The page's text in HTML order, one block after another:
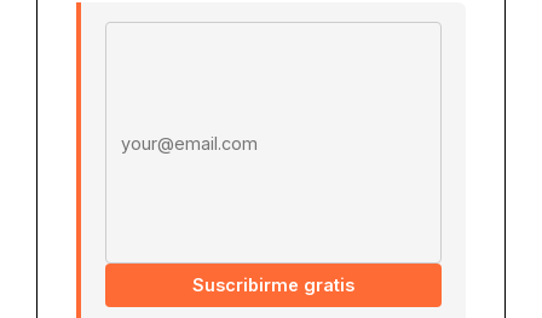
Suscribirme gratis